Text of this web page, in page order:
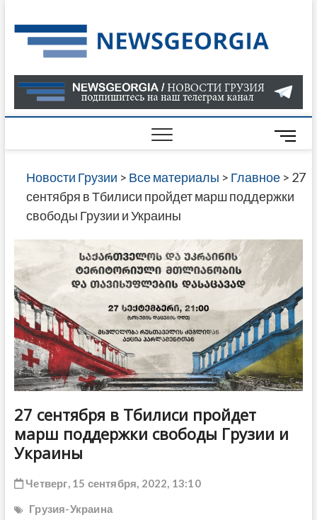
to
content
О
В
ГРУЗИИ
САЙТЕ
M
e
n
u
o
n
Новости Грузии > Все материалы > Главное> 27
сентября в Тбилиси пройдет марш поддержки
свободы Грузии и Украины
27 сентября в Тбилиси пройдет
марш поддержки свободы Грузии и
Украины
Четверг, 15 сентября, 2022, 13:10
Грузия-Украина